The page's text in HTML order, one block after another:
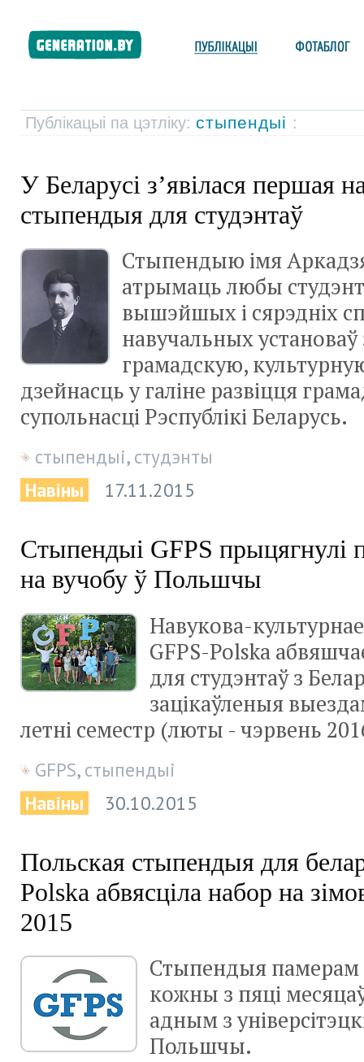
Публікацыі па цэтліку: стыпендыі :
У Беларусі з’явілася першая
стыпендыя для студэнтаў
Стыпендыю імя
атрымаць любы студэнт
вышэйшых і сярэдніх
навучальных
грамадскую,
дзейнасць у галіне развіцця
супольнасці Рэспублікі Беларусь.
стыпендыі, студэнты
Навіны
17.11.2015
Стыпендыі GFPS прыцягнулі
на вучобу ў Польшчы
Навукова-
GFPS-Polska
для студэнтаў з
зацікаўленыя
летні семестр (люты - чэрвень
GFPS, стыпендыі
Навіны
30.10.2015
Польская стыпендыя для
Polska абвясціла набор на
2015
Стыпендыя памерам
кожны з пяці
адным з
Польшчы.